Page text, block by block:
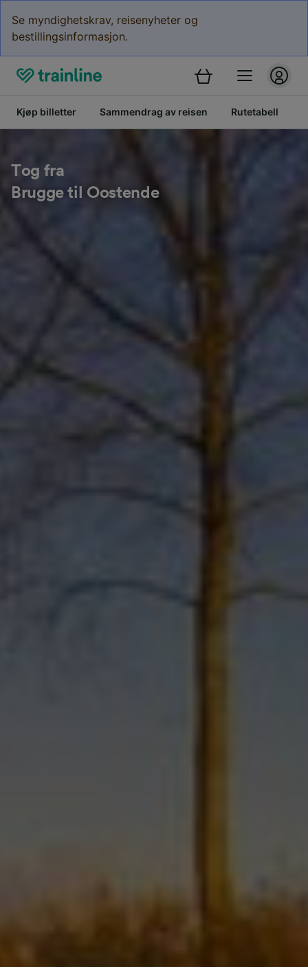
Se myndighetskrav, reisenyheter og
bestillingsinformasjon.
Kjøp billetter Sammendrag av reisen Rutetabell
Tog fra
Brugge til Oostende